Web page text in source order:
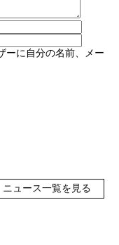
ーに自分の名前、メー
ニュース一覧を見る